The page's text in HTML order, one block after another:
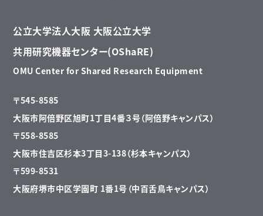
公立大学法人大阪 大阪公立大学
共用研究機器センター(OShaRE)
OMU Center for Shared Research Equipment
〒545-8585
大阪市阿倍野区旭町1丁目4番３号（阿倍野キャンパス）
〒558-8585
大阪市住吉区杉本3丁目3-138（杉本キャンパス）
〒599-8531
大阪府堺市中区学園町 1番1号（中百舌鳥キャンパス）